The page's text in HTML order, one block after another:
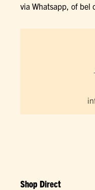
via Whatsapp, of bel
Shop Direct